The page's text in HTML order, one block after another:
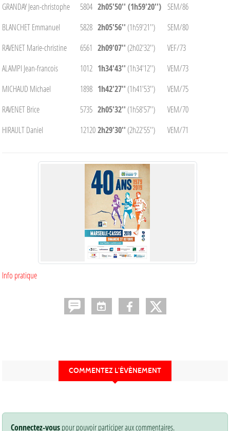
GRANDAY Jean-christophe
5804 2h05'50'' (1h59'20'') SEM/86
BLANCHET Emmanuel
5828 2h05'56'' (1h59'21'')
SEM/80
RAVENET Marie-christine
6561 2h09'07'' (2h02'32'')
VEF/73
ALAMPI Jean-francois
1012 1h34'43'' (1h34'12'')
VEM/73
MICHAUD Michael
1898 1h42'27'' (1h41'53'')
VEM/75
RAVENET Brice
5735 2h05'32'' (1h58'57'')
VEM/70
HIRAULT Daniel
121202h29'30'' (2h22'55'') VEM/71
Info pratique
COMMENTEZ L’ÉVÈNEMENT
Connectez-vouspour pouvoir participer aux commentaires.